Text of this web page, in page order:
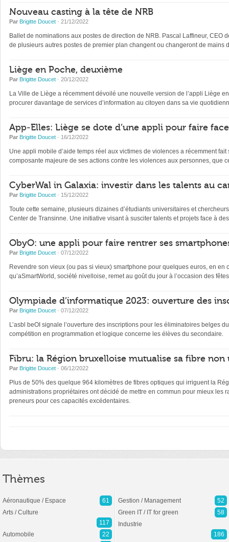
Nouveau casting à la tête de NRB
Par Brigitte Doucet · 21/12/2022
Ballet de nominations aux postes de direction de NRB. Pascal Laffineur,
de plusieurs autres postes de premier plan changent ou changeront de mains
Liège en Poche, deuxième
Par Brigitte Doucet · 20/12/2022
La Ville de Liège a récemment dévoilé une nouvelle version de l’appli Liège
procurer davantage de services d’information au citoyen dans sa vie
App-Elles: Liège se dote d’une appli pour faire
Par Brigitte Doucet · 16/12/2022
Une appli mobile d’aide temps réel aux victimes de violences a récemment
composante majeure de ses actions contre les violences aux personnes, que
CyberWal in Galaxia: investir dans les talents au
Par Brigitte Doucet · 15/12/2022
Toute cette semaine, plusieurs dizaines d’étudiants universitaires et
Center de Transinne. Une initiative visant à susciter talents et projets face à
ObyO: une appli pour faire rentrer ses
Par Brigitte Doucet · 07/12/2022
Revendre son vieux (ou pas si vieux) smartphone pour quelques euros, en
qu’aSmartWorld, société nivelloise, remet au goût du jour à l’occasion des
Olympiade d’informatique 2023: ouverture des
Par Brigitte Doucet · 07/12/2022
L’asbl beOI signale l’ouverture des inscriptions pour les éliminatoires belges
compétition en programmation et logique concerne les élèves du secondaire.
Fibru: la Région bruxelloise mutualise sa fibre non
Par Brigitte Doucet · 06/12/2022
Plus de 50% des quelque 964 kilomètres de fibres optiques qui irriguent la
administrations propriétaires ont décidé de mettre en commun pour mieux les
preneurs pour ces capacités excédentaires.
Thèmes
Aéronautique / Espace
61
Arts / Culture
117
Automobile
22
Gestion / Management
52
Green IT / IT for green
58
Industrie
186